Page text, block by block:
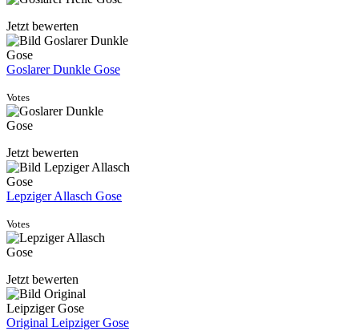
Jetzt bewerten
Goslarer Dunkle Gose
Votes
Jetzt bewerten
Lepziger Allasch Gose
Votes
Jetzt bewerten
Original Leipziger Gose